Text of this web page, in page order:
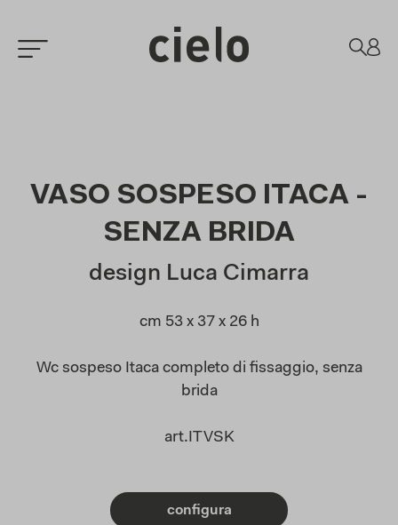
VASO SOSPESO ITACA -
SENZA BRIDA
design Luca Cimarra
cm 53 x 37 x 26 h
Wc sospeso Itaca completo di fissaggio, senza
brida
art.ITVSK
configura